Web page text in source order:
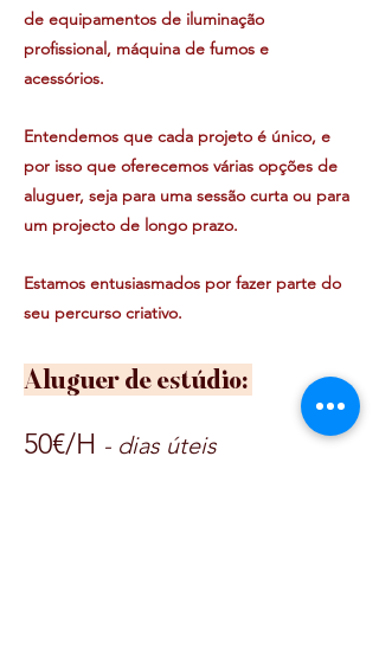
de equipamentos de iluminação
profissional, máquina de fumos e
acessórios.
Entendemos que cada projeto é único, e
por isso que oferecemos várias opções de
aluguer, seja para uma sessão curta ou para
um projecto de longo prazo.
Estamos entusiasmados por fazer parte do
seu percurso criativo.
Aluguer de estúdio:
50€/H - dias úteis